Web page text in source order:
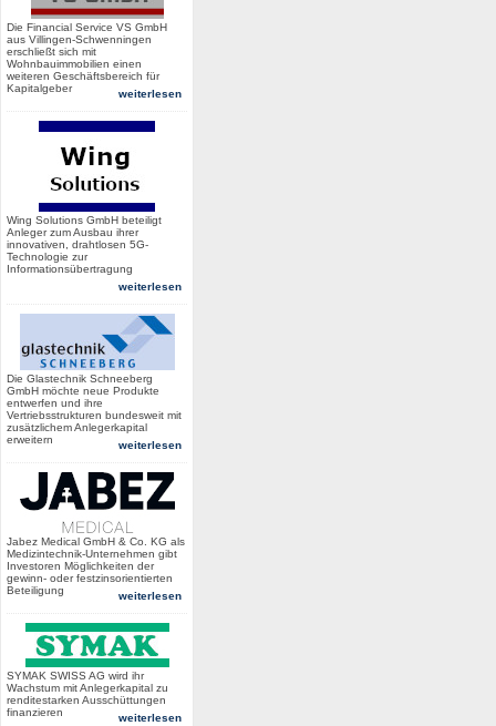
Die Financial Service VS GmbH
aus Villingen-Schwenningen
erschließt sich mit
Wohnbauimmobilien einen
weiteren Geschäftsbereich für
Kapitalgeber
weiterlesen
Wing Solutions GmbH beteiligt
Anleger zum Ausbau ihrer
innovativen, drahtlosen 5G-
Technologie zur
Informationsübertragung
weiterlesen
Die Glastechnik Schneeberg
GmbH möchte neue Produkte
entwerfen und ihre
Vertriebsstrukturen bundesweit mit
zusätzlichem Anlegerkapital
erweitern
weiterlesen
Jabez Medical GmbH & Co. KG als
Medizintechnik-Unternehmen gibt
Investoren Möglichkeiten der
gewinn- oder festzinsorientierten
Beteiligung
weiterlesen
SYMAK SWISS AG wird ihr
Wachstum mit Anlegerkapital zu
renditestarken Ausschüttungen
finanzieren
weiterlesen